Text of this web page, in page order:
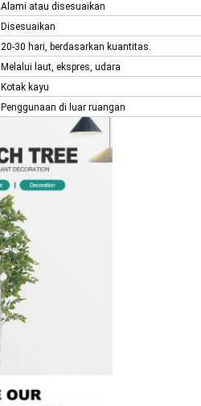
Alami atau disesuaikan
Disesuaikan
20-30 hari, berdasarkan kuantitas.
Melalui laut, ekspres, udara
Kotak kayu
Penggunaan di luar ruangan